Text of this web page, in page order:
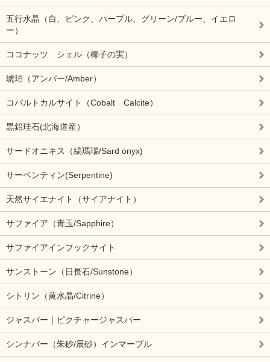
五行水晶（白、ピンク、パープル、グリーン/ブルー、イエロ
ー）
ココナッツ シェル（椰子の実）
琥珀（アンバー/Amber）
コバルトカルサイト（Cobalt Calcite）
黒鉛珪石(北海道産）
サードオニキス（縞瑪瑙/Sard onyx)
サーベンティン(Serpentine)
天然サイエナイト（サイアナイト）
サファイア（青玉/Sapphire）
サファイアインフックサイト
サンストーン（日長石/Sunstone）
シトリン（黄水晶/Citrine）
ジャスパー｜ピクチャージャスパー
シンナバー（朱砂/辰砂）インマーブル